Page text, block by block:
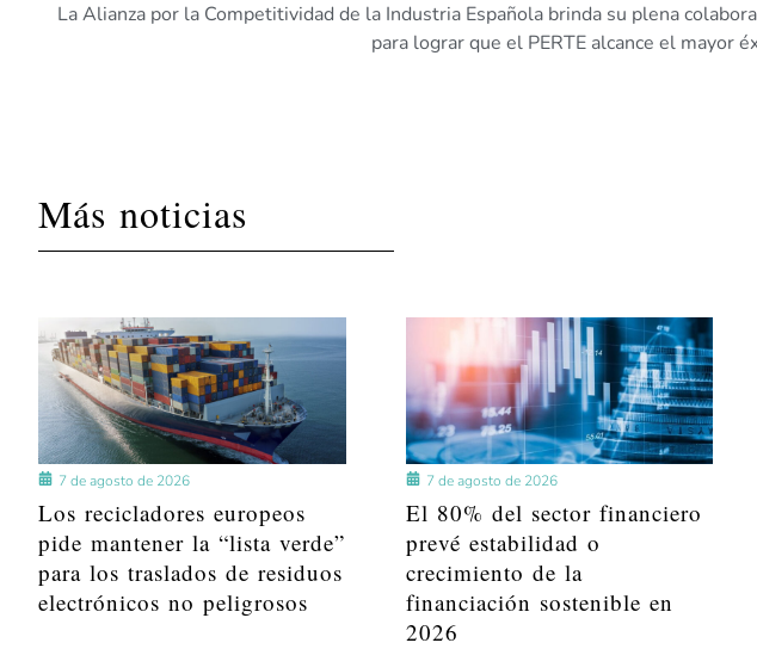
La Alianza por la Competitividad de la Industria Española brinda su plena
para lograr que el PERTE alcance el mayor
Más noticias
7 de agosto de 2026
Los recicladores europeos
pide mantener la “lista verde”
para los traslados de residuos
electrónicos no peligrosos
7 de agosto de 2026
El 80% del sector financiero
prevé estabilidad o
crecimiento de la
financiación sostenible en
2026